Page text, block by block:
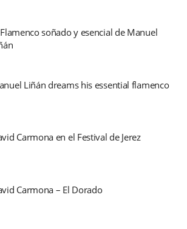
soñado y esencial de Manuel
Liñán dreams his essential flamenco
Carmona en el Festival de Jerez
Carmona – El Dorado